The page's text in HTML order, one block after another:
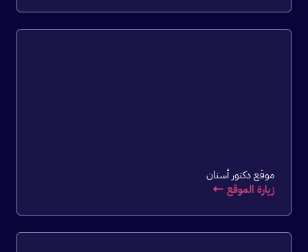
موقع دكتور أسنان
زيارة الموقع